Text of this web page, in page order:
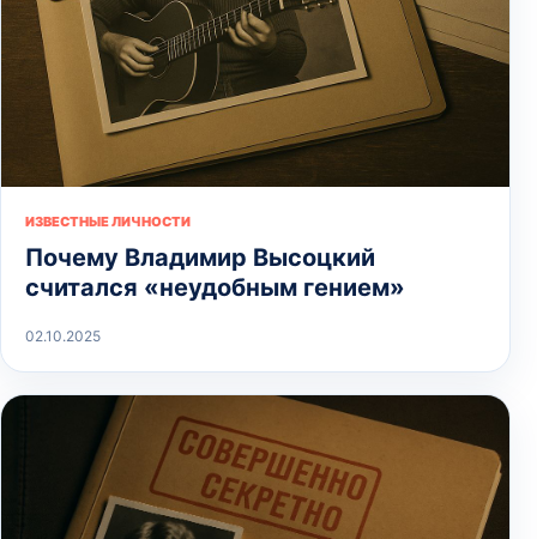
ИЗВЕСТНЫЕ ЛИЧНОСТИ
Почему Владимир Высоцкий
считался «неудобным гением»
02.10.2025